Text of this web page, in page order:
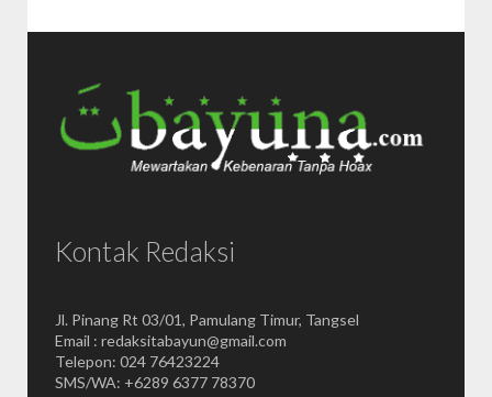
Kontak Redaksi
Jl. Pinang Rt 03/01, Pamulang Timur, Tangsel
Email : redaksitabayun@gmail.com
Telepon: 024 76423224
SMS/WA: +6289 6377 78370